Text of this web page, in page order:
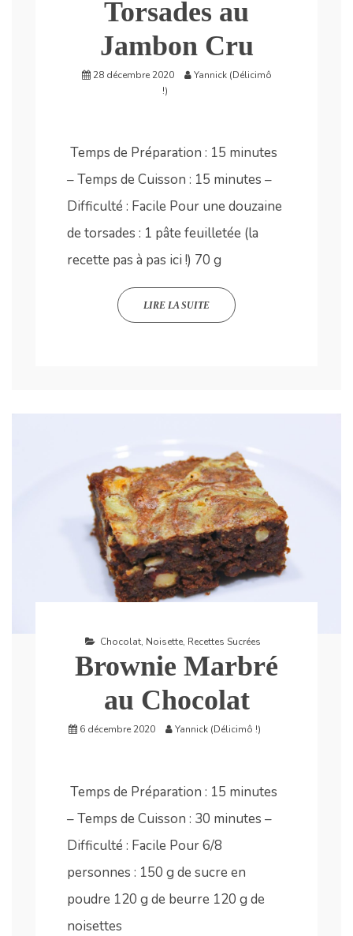
Torsades au
Jambon Cru
28 décembre 2020
Yannick (Délicimô
!)
Temps de Préparation : 15 minutes
– Temps de Cuisson : 15 minutes –
Difficulté : Facile Pour une douzaine
de torsades : 1 pâte feuilletée (la
recette pas à pas ici !) 70 g
LIRE LA SUITE
Chocolat, Noisette, Recettes Sucrées
Brownie Marbré
au Chocolat
6 décembre 2020 Yannick (Délicimô !)
Temps de Préparation : 15 minutes
– Temps de Cuisson : 30 minutes –
Difficulté : Facile Pour 6/8
personnes : 150 g de sucre en
poudre 120 g de beurre 120 g de
noisettes